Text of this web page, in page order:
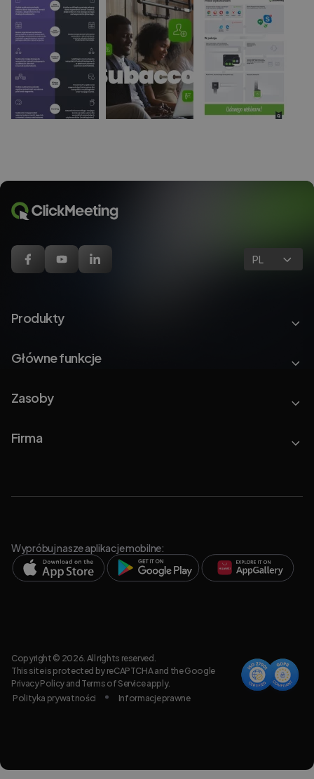
PL
Produkty
Główne funkcje
Zasoby
Firma
Wypróbuj nasze aplikacje mobilne:
Copyright © 2026. All rights reserved.
This site is protected by reCAPTCHA and the Google
Privacy Policyand Terms of Serviceapply.
Polityka prywatności
Informacje prawne